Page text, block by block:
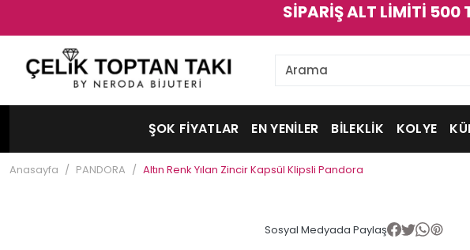
SİPARİŞ ALT LİMİTİ 500
ŞOK FİYATLAR EN YENİLER BİLEKLİK KOLYE
Anasayfa PANDORA Altın Renk Yılan Zincir Kapsül Klipsli Pandora
Sosyal Medyada Paylaş